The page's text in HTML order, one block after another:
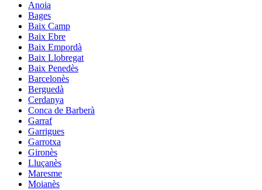
Anoia
Bages
Baix Camp
Baix Ebre
Baix Empordà
Baix Llobregat
Baix Penedès
Barcelonès
Berguedà
Cerdanya
Conca de Barberà
Garraf
Garrigues
Garrotxa
Gironès
Lluçanès
Maresme
Moianès